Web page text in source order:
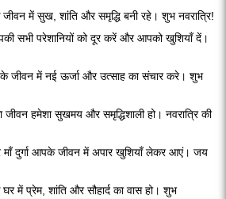
जीवन में सुख, शांति और समृद्धि बनी रहे। शुभ नवरात्रि!
सभी परेशानियों को दूर करें और आपको खुशियाँ दें।
जीवन में नई ऊर्जा और उत्साह का संचार करे। शुभ
जीवन हमेशा सुखमय और समृद्धिशाली हो। नवरात्रि की
माँ दुर्गा आपके जीवन में अपार खुशियाँ लेकर आएं। जय
में प्रेम, शांति और सौहार्द का वास हो। शुभ